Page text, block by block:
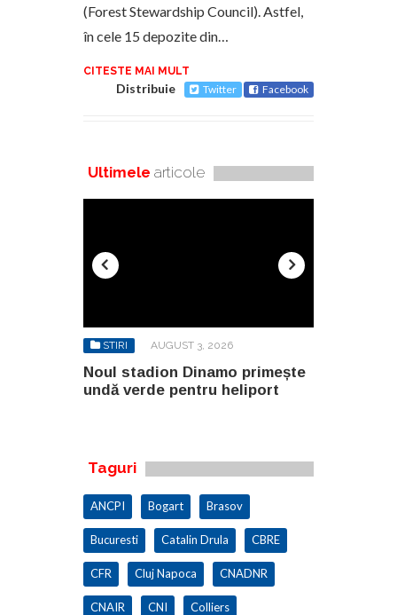
(Forest Stewardship Council). Astfel,
în cele 15 depozite din…
CITESTE MAI MULT
Distribuie Twitter Facebook
Ultimele articole
STIRI AUGUST 3, 2026
Noul stadion Dinamo primește
undă verde pentru heliport
Taguri
ANCPI Bogart Brasov
Bucuresti Catalin Drula CBRE
CFR Cluj Napoca CNADNR
CNAIR CNI Colliers